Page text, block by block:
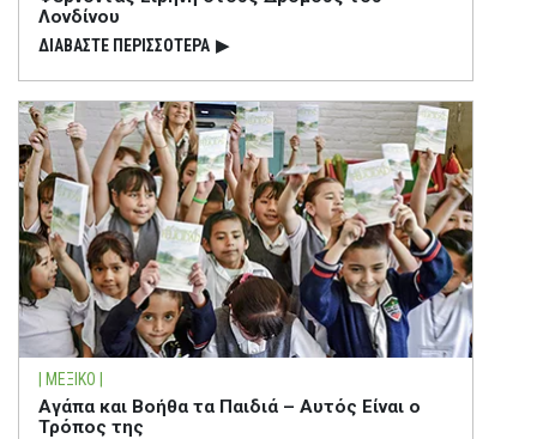
Λονδίνου
ΔΙΑΒΑΣΤΕ ΠΕΡΙΣΣΟΤΕΡΑ ▶
| ΜΕΞΙΚΟ |
Αγάπα και Βοήθα τα Παιδιά – Αυτός Είναι ο
Τρόπος της